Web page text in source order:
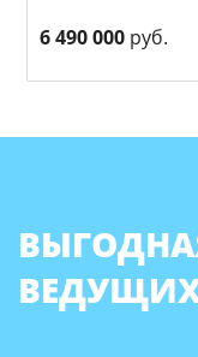
6 490 000руб.